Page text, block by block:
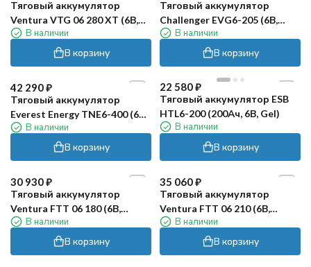
В корзину В корзину
35 300
Тяговый аккумулятор
Wet)В наличии
В корзину
Тяговый аккумулятор
Wet)В наличии
В корзину
Тяговый аккумулятор
245Ач, Gel)
В наличии
В корзину
Тяговый аккумулятор
175Ач/С5, Gel)
В наличии
В корзину
Тяговый аккумулятор
22 580
Тяговый аккумулятор ESB